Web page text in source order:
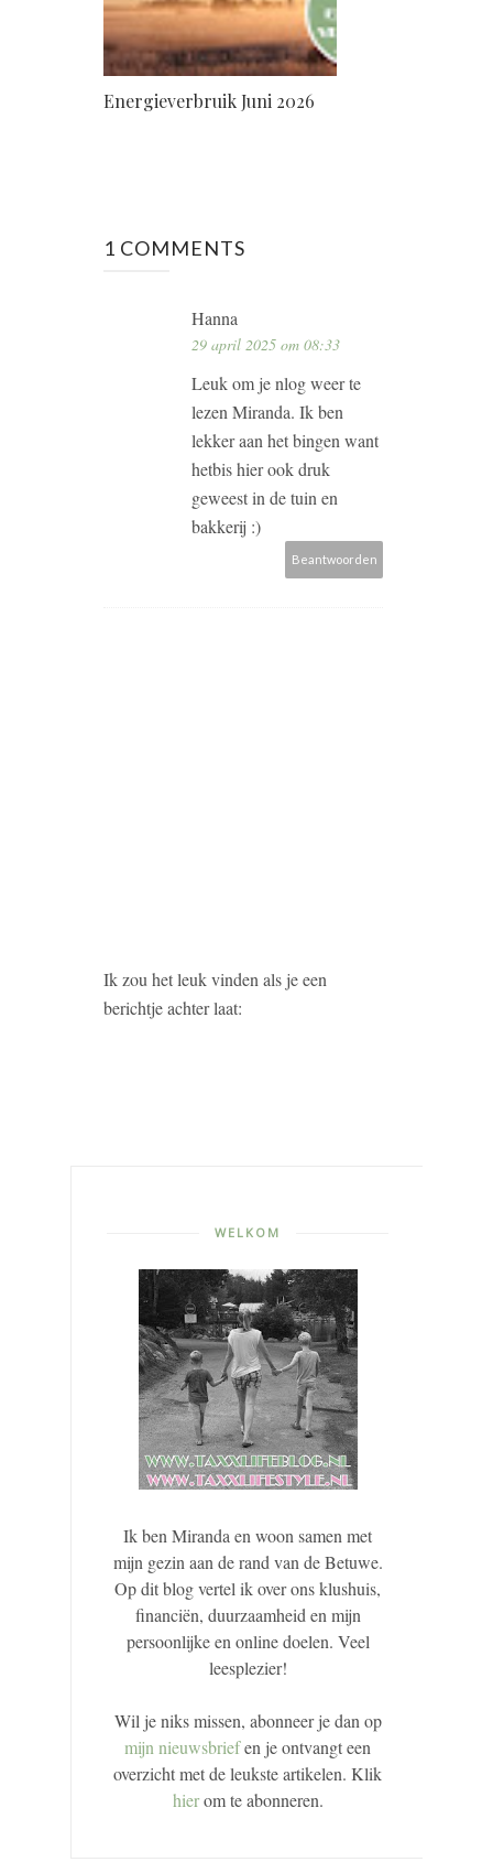
Energieverbruik Juni 2026
1 COMMENTS
Hanna
29 april 2025 om 08:33
Leuk om je nlog weer te
lezen Miranda. Ik ben
lekker aan het bingen want
hetbis hier ook druk
geweest in de tuin en
bakkerij :)
Beantwoorden
Ik zou het leuk vinden als je een
berichtje achter laat:
WELKOM
Ik ben Miranda en woon samen met
mijn gezin aan de rand van de Betuwe.
Op dit blog vertel ik over ons klushuis,
financiën, duurzaamheid en mijn
persoonlijke en online doelen. Veel
leesplezier!
Wil je niks missen, abonneer je dan op
mijn nieuwsbriefen je ontvangt een
overzicht met de leukste artikelen. Klik
hierom te abonneren.